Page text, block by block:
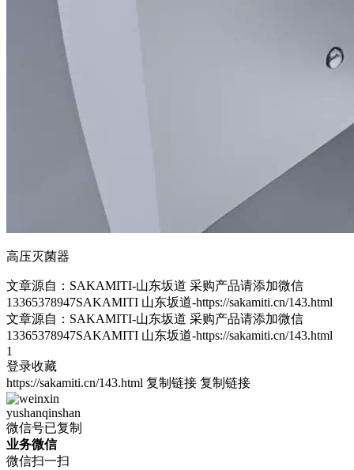
高压灭菌器
文章源自：SAKAMITI-山东坂道 采购产品请添加微信
13365378947SAKAMITI 山东坂道-https://sakamiti.cn/143.html
文章源自：SAKAMITI-山东坂道 采购产品请添加微信
13365378947SAKAMITI 山东坂道-https://sakamiti.cn/143.html
1
登录收藏
https://sakamiti.cn/143.html 复制链接 复制链接
yushanqinshan
微信号已复制
业务微信
微信扫一扫